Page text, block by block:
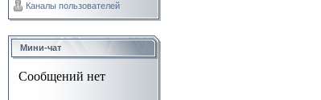
Каналы пользователей
Мини-чат